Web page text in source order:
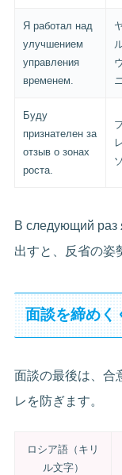
Я работал над
улучшением
управления
временем.
Буду
признателен за
отзыв о зонах
роста.
В следующий раз
出すと、反省の姿
面談を締めく
面談の最後は、合
レを防ぎます。
ロシア語（キリ
ル文字）